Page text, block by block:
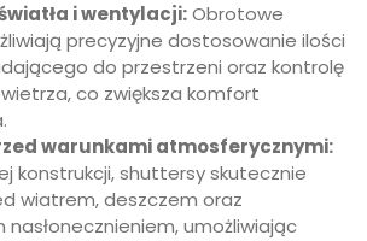
i wentylacji:Obrotowe
precyzyjne dostosowanie ilości
do przestrzeni oraz kontrolę
co zwiększa komfort
warunkami atmosferycznymi:
konstrukcji, shuttersy skutecznie
wiatrem, deszczem oraz
nasłonecznieniem, umożliwiając